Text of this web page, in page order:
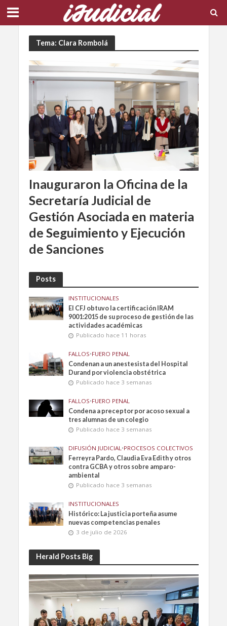
Tema: Clara Rombolá
Inauguraron la Oficina de la
Secretaría Judicial de
Gestión Asociada en materia
de Seguimiento y Ejecución
de Sanciones
Posts
INSTITUCIONALES
El CFJ obtuvo la certificación IRAM
9001:2015 de su proceso de gestión de las
actividades académicas
Publicado hace 11 horas
FALLOS•FUERO PENAL
Condenan a un anestesista del Hospital
Durand por violencia obstétrica
Publicado hace 3 semanas
FALLOS•FUERO PENAL
Condena a preceptor por acoso sexual a
tres alumnas de un colegio
Publicado hace 3 semanas
DIFUSIÓN JUDICIAL•PROCESOS COLECTIVOS
Ferreyra Pardo, Claudia Eva Edith y otros
contra GCBA y otros sobre amparo-
ambiental
Publicado hace 3 semanas
INSTITUCIONALES
Histórico: La justicia porteña asume
nuevas competencias penales
3 de julio de 2026
Herald Posts Big